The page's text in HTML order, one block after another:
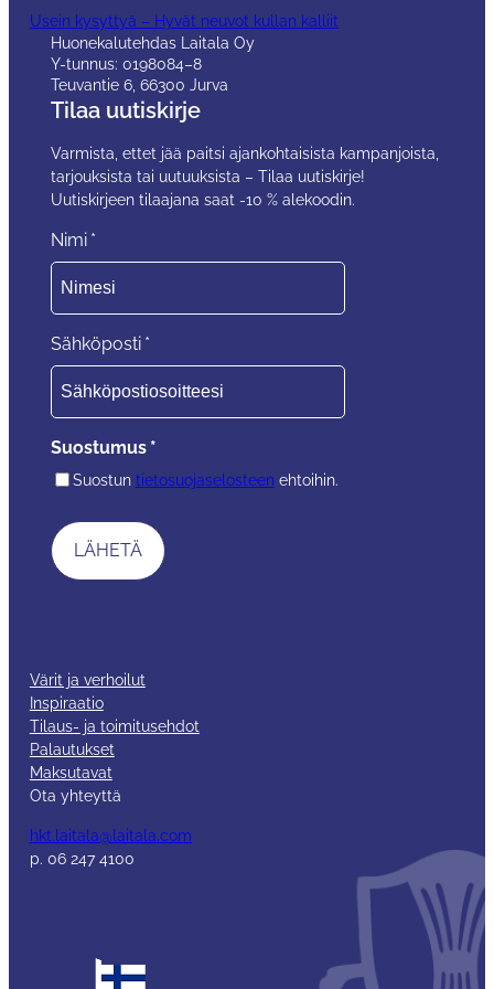
Usein kysyttyä – Hyvät neuvot kullan kalliit
Huonekalutehdas Laitala Oy
Y-tunnus: 0198084–8
Teuvantie 6, 66300 Jurva
Tilaa uutiskirje
Varmista, ettet jää paitsi ajankohtaisista kampanjoista,
tarjouksista tai uutuuksista – Tilaa uutiskirje!
Uutiskirjeen tilaajana saat -10 % alekoodin.
Nimi *
Sähköposti *
Suostumus *
Suostun tietosuojaselosteen ehtoihin.
Värit ja verhoilut
Inspiraatio
Tilaus- ja toimitusehdot
Palautukset
Maksutavat
Ota yhteyttä
hkt.laitala@laitala.com
p. 06 247 4100